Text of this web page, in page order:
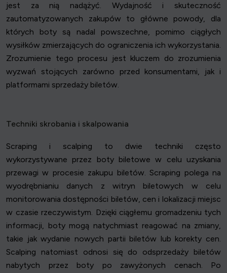
jest za nią nadążyć. Wydajność i skuteczność
zautomatyzowanych zakupów to główne powody, dla
których boty są nadal powszechne, pomimo ciągłych
wysiłków zmierzających do ograniczenia ich wykorzystania.
Zrozumienie tego procesu jest kluczem do zrozumienia
wyzwań stojących zarówno przed konsumentami, jak i
platformami sprzedaży biletów.
Techniki skrobania i skalpowania
Scraping i scalping to dwie techniki często
wykorzystywane przez boty biletowe w celu uzyskania
przewagi w procesie zakupu biletów. Scraping polega na
wyodrębnianiu danych z witryn biletowych w celu
monitorowania dostępności biletów, cen i lokalizacji miejsc
w czasie rzeczywistym. Dzięki ciągłemu gromadzeniu tych
informacji, boty mogą natychmiast reagować na zmiany,
takie jak wydanie nowych partii biletów lub korekty cen.
Scalping natomiast odnosi się do odsprzedaży biletów
nabytych przez boty po zawyżonych cenach. Po